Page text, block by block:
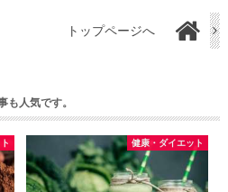
トップページへ
も人気です。
健康・ダイエット